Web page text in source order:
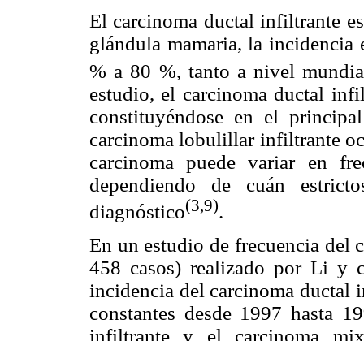
El carcinoma ductal infiltrante
glándula mamaria, la
% a 80 %, tanto a nivel
estudio, el carcinoma ductal
constituyéndose en el
carcinoma lobulillar infiltrante
carcinoma puede variar en
dependiendo de cuán
diagnóstico(3,9).
En un estudio de frecuencia del
458 casos) realizado por Li y
incidencia del carcinoma ductal
constantes desde 1997 hasta
infiltrante y el carcinoma